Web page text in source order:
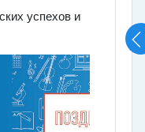
успехов и